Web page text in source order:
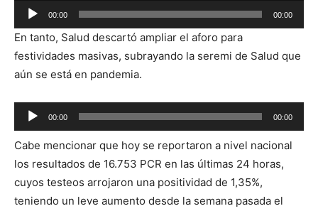
Reproductor
de
audio
00:00 00:00
En tanto, Salud descartó ampliar el aforo para
festividades masivas, subrayando la seremi de Salud que
aún se está en pandemia.
Reproductor
de
audio
00:00 00:00
Cabe mencionar que hoy se reportaron a nivel nacional
los resultados de 16.753 PCR en las últimas 24 horas,
cuyos testeos arrojaron una positividad de 1,35%,
teniendo un leve aumento desde la semana pasada el